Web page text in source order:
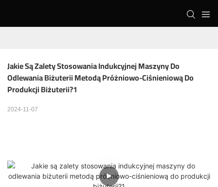
Jakie Są Zalety Stosowania Indukcyjnej Maszyny Do
Odlewania Biżuterii Metodą Próżniowo-Ciśnieniową Do
Produkcji Biżuterii?1
2024-11-07